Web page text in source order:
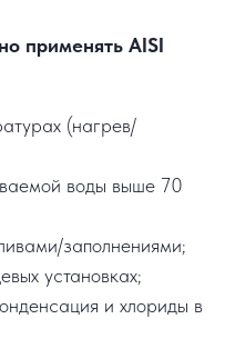
применять AISI
(нагрев/
воды выше 70
заполнениями;
установках;
и хлориды в